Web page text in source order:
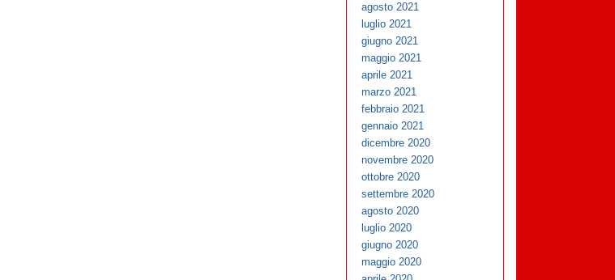
agosto 2021
luglio 2021
giugno 2021
maggio 2021
aprile 2021
marzo 2021
febbraio 2021
gennaio 2021
dicembre 2020
novembre 2020
ottobre 2020
settembre 2020
agosto 2020
luglio 2020
giugno 2020
maggio 2020